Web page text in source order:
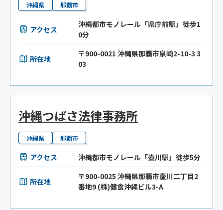
沖縄県 那覇市
アクセス
沖縄都市モノレール「県庁前駅」徒歩1
0分
所在地
〒900-0021 沖縄県那覇市泉崎2-10-3 3
03
沖縄つばさ法律事務所
沖縄県 那覇市
アクセス 沖縄都市モノレール「壺川駅」徒歩5分
所在地
〒900-0025 沖縄県那覇市壷川二丁目2
番地9 (株)健食沖縄ビル3-A